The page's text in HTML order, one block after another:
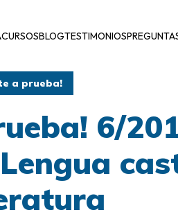
CURSOSBLOGTESTIMONIOS
a prueba!
6/